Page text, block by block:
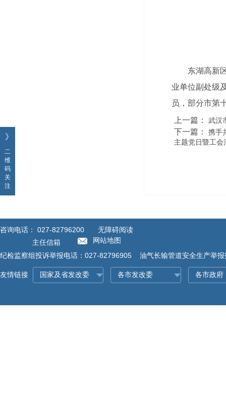
东湖高新
业单位副处级
员，部分市第
上一篇： 武汉
下一篇： 携手
主题党日暨工会
》
二
维
码
关
注
咨询电话： 027-82796200
无障碍阅读
主任信箱
网站地图
纪检监察组投诉举报电话：027-82796905 油气长输管道安全生产举
友情链接